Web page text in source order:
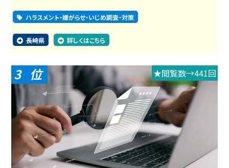
ハラスメント・嫌がらせ・いじめ調査・対策
長崎県 詳しくはこちら
3 ★閲覧数→441回